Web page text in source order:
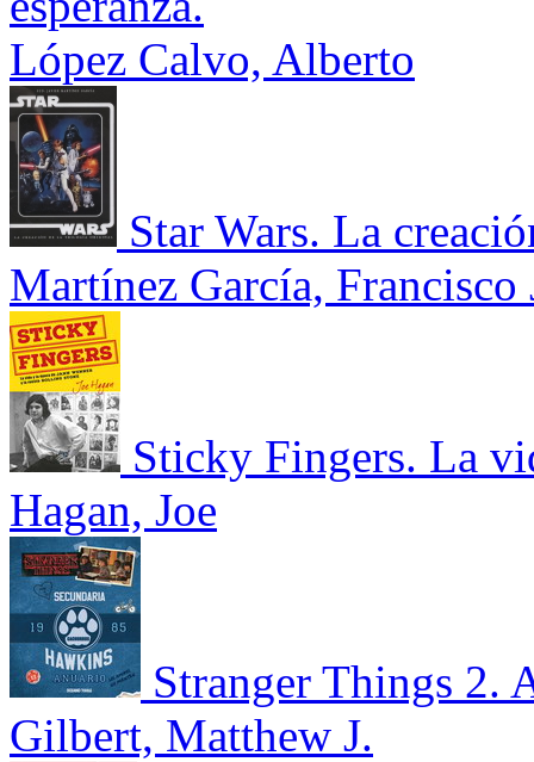
López Calvo, Alberto
Star Wars. La
Martínez García, Francisco
Sticky Fingers. La
Hagan, Joe
Stranger Things 2.
Gilbert, Matthew J.